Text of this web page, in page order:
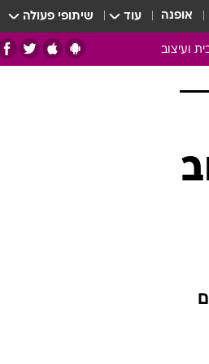
אופנה עוד שיתופי פעולה
ועיצוב